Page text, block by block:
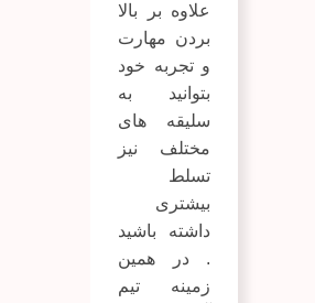
علاوه بر بالا
بردن مهارت
و تجربه خود
بتوانید به
سلیقه های
مختلف نیز
تسلط
بیشتری
داشته باشید
. در همین
زمینه تیم